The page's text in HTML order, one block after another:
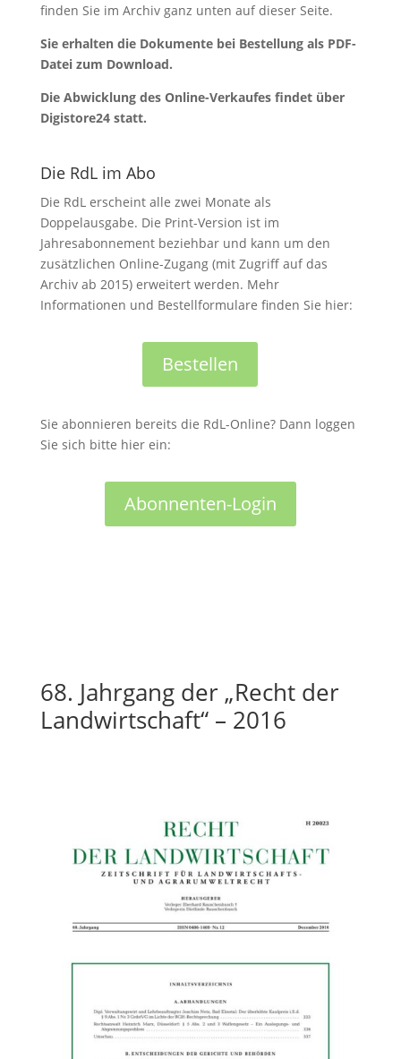
finden Sie im Archiv ganz unten auf dieser Seite.
Sie erhalten die Dokumente bei Bestellung als PDF-
Datei zum Download.
Die Abwicklung des Online-Verkaufes findet über
Digistore24 statt.
Die RdL im Abo
Die RdL erscheint alle zwei Monate als
Doppelausgabe. Die Print-Version ist im
Jahresabonnement beziehbar und kann um den
zusätzlichen Online-Zugang (mit Zugriff auf das
Archiv ab 2015) erweitert werden. Mehr
Informationen und Bestellformulare finden Sie hier:
Bestellen
Sie abonnieren bereits die RdL-Online? Dann loggen
Sie sich bitte hier ein:
Abonnenten-Login
68. Jahrgang der „Recht der
Landwirtschaft“ – 2016